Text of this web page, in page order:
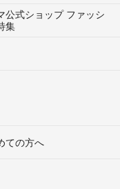
公式ショップ ファッシ
集
ての方へ